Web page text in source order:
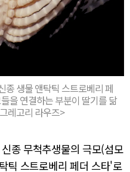
종 생물 앤탁틱 스트로베리 페
을 연결하는 부분이 딸기를 닮
레고리 라우즈>
종 무척추생물의 극모(섬모
틱 스트로베리 페더 스타'로